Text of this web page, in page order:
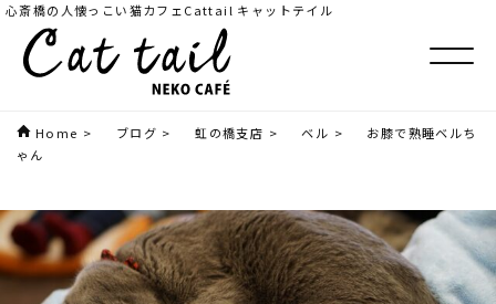
心斎橋の人懐っこい猫カフェCattail キャットテイル
Home > ブログ > 虹の橋支店 > ベル >
お膝で熟睡ベルち
ゃん